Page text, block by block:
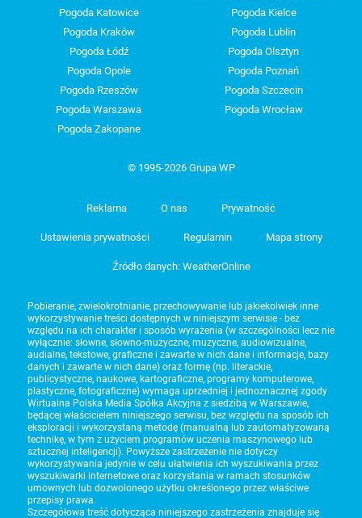
Pogoda Katowice
Pogoda Kielce
Pogoda Kraków
Pogoda Lublin
Pogoda Łódź
Pogoda Olsztyn
Pogoda Opole
Pogoda Poznań
Pogoda Rzeszów
Pogoda Szczecin
Pogoda Warszawa
Pogoda Wrocław
Pogoda Zakopane
© 1995-2026 Grupa WP
Reklama O nas Prywatność
Ustawienia prywatności Regulamin Mapa strony
Źródło danych: WeatherOnline
Pobieranie, zwielokrotnianie, przechowywanie lub jakiekolwiek inne
wykorzystywanie treści dostępnych w niniejszym serwisie - bez
względu na ich charakter i sposób wyrażenia (w szczególności lecz nie
wyłącznie: słowne, słowno-muzyczne, muzyczne, audiowizualne,
audialne, tekstowe, graficzne i zawarte w nich dane i informacje, bazy
danych i zawarte w nich dane) oraz formę (np. literackie,
publicystyczne, naukowe, kartograficzne, programy komputerowe,
plastyczne, fotograficzne) wymaga uprzedniej i jednoznacznej zgody
Wirtualna Polska Media Spółka Akcyjna z siedzibą w Warszawie,
będącej właścicielem niniejszego serwisu, bez względu na sposób ich
eksploracji i wykorzystaną metodę (manualną lub zautomatyzowaną
technikę, w tym z użyciem programów uczenia maszynowego lub
sztucznej inteligencji). Powyższe zastrzeżenie nie dotyczy
wykorzystywania jedynie w celu ułatwienia ich wyszukiwania przez
wyszukiwarki internetowe oraz korzystania w ramach stosunków
umownych lub dozwolonego użytku określonego przez właściwe
przepisy prawa.
Szczegółowa treść dotycząca niniejszego zastrzeżenia znajduje się